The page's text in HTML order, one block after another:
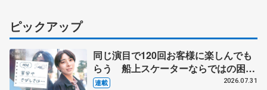
ピックアップ
同じ演目で120回お客様に楽しんでも
らう 船上スケーターならではの困難
とは 影響あったPIW前キャプテン松
連載 2026.07.31